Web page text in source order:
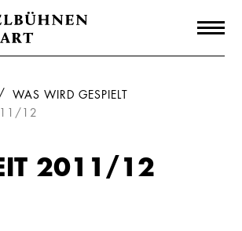
WAS WIRD GESPIELT
12
2011/12